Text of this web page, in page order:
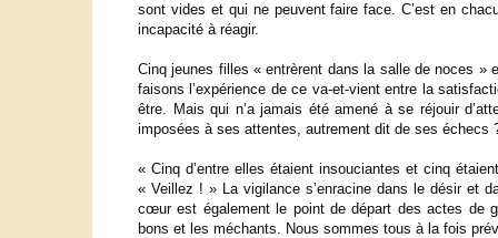
sont vides et qui ne peuvent faire face. C’est en
incapacité à réagir.
Cinq jeunes filles « entrèrent dans la salle de noces
faisons l’expérience de ce va-et-vient entre la
être. Mais qui n’a jamais été amené à se réjouir
imposées à ses attentes, autrement dit de ses échecs
« Cinq d’entre elles étaient insouciantes et cinq
« Veillez ! » La vigilance s’enracine dans le désir et
cœur est également le point de départ des actes de
bons et les méchants. Nous sommes tous à la fois